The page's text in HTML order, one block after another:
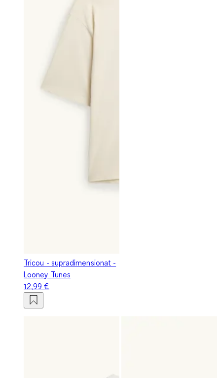
Tricou - supradimensionat -
Looney Tunes
12,99 €